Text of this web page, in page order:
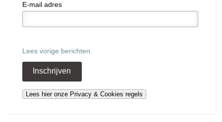
E-mail adres
Lees vorige berichten.